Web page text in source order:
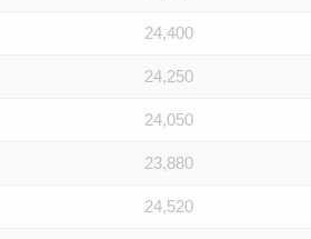
24,400
24,250
24,050
23,880
24,520